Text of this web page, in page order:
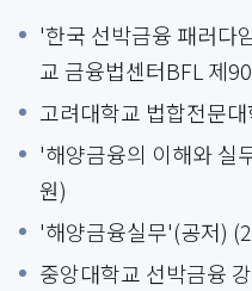
'한국 선박금융 패러다
교 금융법센터BFL 제
고려대학교 법합전문
'해양금융의 이해와 실
원)
'해양금융실무'(공저)
중앙대학교 선박금융